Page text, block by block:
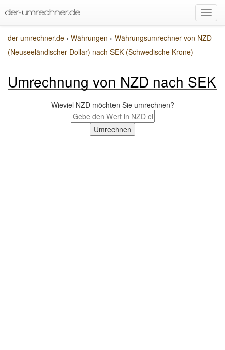
der-umrechner.de › Währungen › Währungsumrechner von NZD
(Neuseeländischer Dollar) nach SEK (Schwedische Krone)
Umrechnung von NZD nach SEK
Wieviel NZD möchten Sie umrechnen?